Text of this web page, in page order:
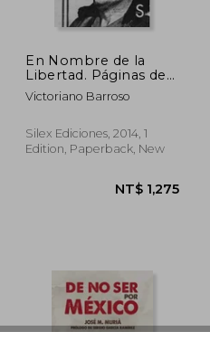
En Nombre de la
Libertad. Páginas de
mi Diario de Guerra y
Exilio (1936-1945)
Spanish)
Victoriano Barroso
Silex Ediciones, 2014, 1
Edition, Paperback, New